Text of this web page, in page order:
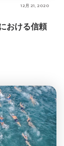
12月 21, 2020
おける信頼